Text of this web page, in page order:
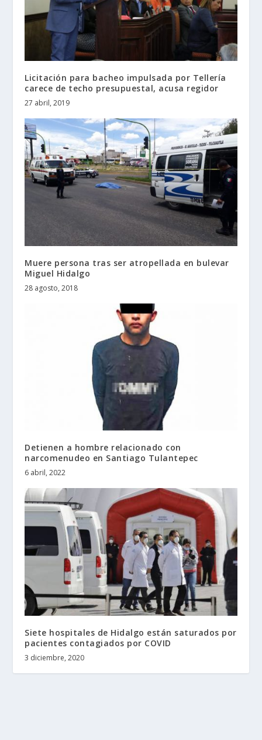
Licitación para bacheo impulsada por Tellería
carece de techo presupuestal, acusa regidor
27 abril, 2019
Muere persona tras ser atropellada en bulevar
Miguel Hidalgo
28 agosto, 2018
Detienen a hombre relacionado con
narcomenudeo en Santiago Tulantepec
6 abril, 2022
Siete hospitales de Hidalgo están saturados por
pacientes contagiados por COVID
3 diciembre, 2020